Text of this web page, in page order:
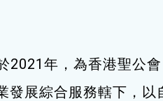
2021年，為香港聖公會
發展綜合服務轄下，以